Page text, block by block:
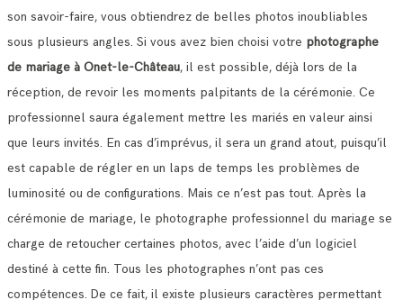
son savoir-faire, vous obtiendrez de belles photos inoubliables
sous plusieurs angles. Si vous avez bien choisi votre photographe
de mariage à Onet-le-Château, il est possible, déjà lors de la
réception, de revoir les moments palpitants de la cérémonie. Ce
professionnel saura également mettre les mariés en valeur ainsi
que leurs invités. En cas d’imprévus, il sera un grand atout, puisqu’il
est capable de régler en un laps de temps les problèmes de
luminosité ou de configurations. Mais ce n’est pas tout. Après la
cérémonie de mariage, le photographe professionnel du mariage se
charge de retoucher certaines photos, avec l’aide d’un logiciel
destiné à cette fin. Tous les photographes n’ont pas ces
compétences. De ce fait, il existe plusieurs caractères permettant